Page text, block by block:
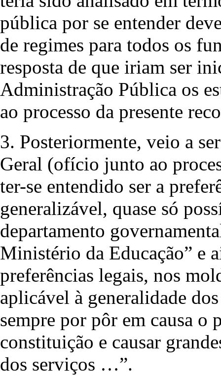
pública por se entender
de regimes para todos os
resposta de que iriam ser
Administração Pública os
ao processo da presente
3. Posteriormente, veio a
Geral (ofício junto ao
ter-se entendido ser a
generalizável, quase só
departamento
Ministério da Educação” e
preferências legais, nos
aplicável à generalidade
sempre por pôr em causa
constituição e causar
dos serviços …”.